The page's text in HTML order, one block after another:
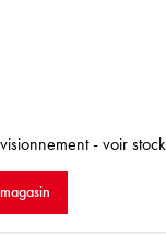
- voir